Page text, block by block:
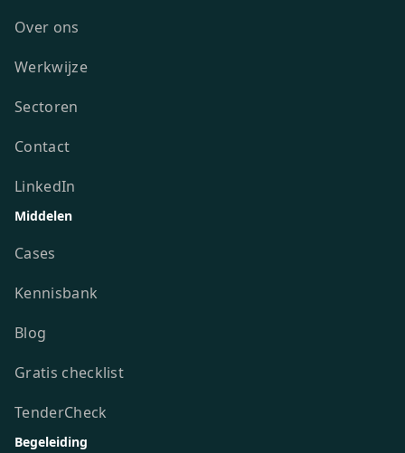
Over ons
Werkwijze
Sectoren
Contact
LinkedIn
Middelen
Cases
Kennisbank
Blog
Gratis checklist
TenderCheck
Begeleiding